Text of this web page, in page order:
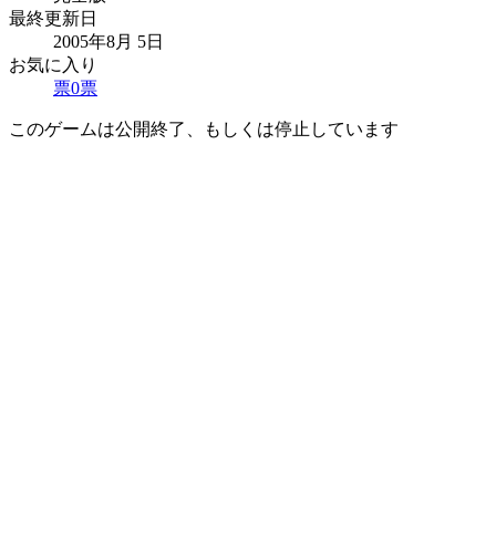
最終更新日
2005年8月 5日
お気に入り
票0票
このゲームは公開終了、もしくは停止しています